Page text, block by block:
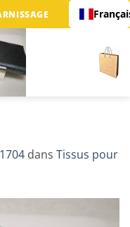
dans Tissus pour